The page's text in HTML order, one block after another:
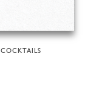
COCKTAILS